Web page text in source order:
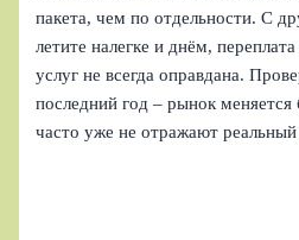
пакета, чем по отдельности. С
летите налегке и днём,
услуг не всегда оправдана.
последний год – рынок
часто уже не отражают реальный